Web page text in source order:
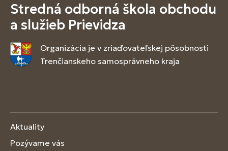
Stredná odborná škola obchodu
a služieb Prievidza
Organizácia je v zriaďovateľskej pôsobnosti
Trenčianskeho samosprávneho kraja
Aktuality
Pozývame vás